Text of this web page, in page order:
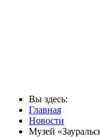
Вы здесь:
Главная
Новости
Музей